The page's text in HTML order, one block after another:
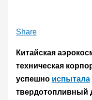
Share
Китайская
техническая
успешно испытала
твердотопливный